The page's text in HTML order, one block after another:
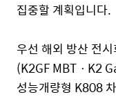
집중할 계획입니다.
우선 해외 방산 전
(K2GF MBTㆍK2
성능개량형 K808